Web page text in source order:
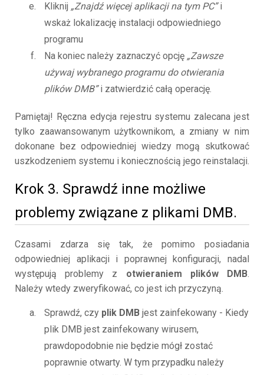
Kliknij „Znajdź więcej aplikacji na tym PC”i
wskaż lokalizację instalacji odpowiedniego
programu
Na koniec należy zaznaczyć opcję „Zawsze
używaj wybranego programu do otwierania
plików DMB”i zatwierdzić całą operację.
Pamiętaj! Ręczna edycja rejestru systemu zalecana jest
tylko zaawansowanym użytkownikom, a zmiany w nim
dokonane bez odpowiedniej wiedzy mogą skutkować
uszkodzeniem systemu i koniecznością jego reinstalacji.
Krok 3. Sprawdź inne możliwe
problemy związane z plikami DMB.
Czasami zdarza się tak, że pomimo posiadania
odpowiedniej aplikacji i poprawnej konfiguracji, nadal
występują problemy z otwieraniem plików DMB.
Należy wtedy zweryfikować, co jest ich przyczyną.
Sprawdź, czy plik DMB jest zainfekowany - Kiedy
plik DMB jest zainfekowany wirusem,
prawdopodobnie nie będzie mógł zostać
poprawnie otwarty. W tym przypadku należy